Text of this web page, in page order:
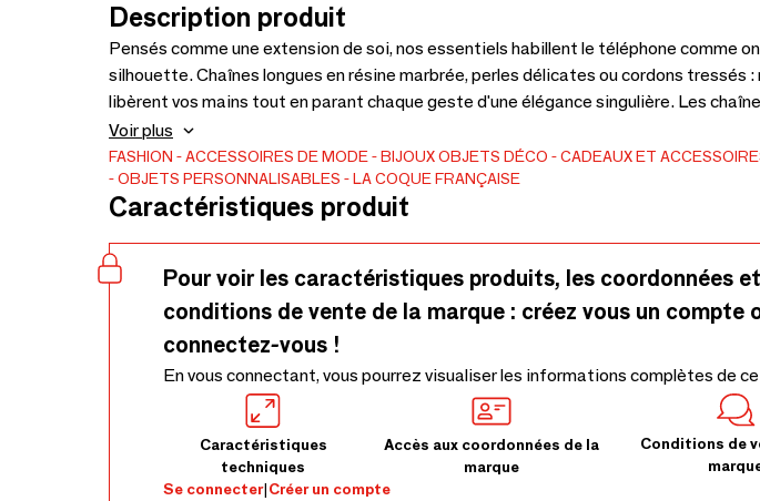
Description produit
Pensés comme une extension de soi, nos essentiels habillent le téléphone comme
silhouette. Chaînes longues en résine marbrée, perles délicates ou cordons tressés
libèrent vos mains tout en parant chaque geste d'une élégance singulière. Les
réinventent au gré des envies, portées au sac ou au téléphone. Associées à nos
elles signent l'union parfaite entre mode et technologie pour un téléphone protégé
maîtrisé.
Voir plus
FASHION ACCESSOIRES DE MODE BIJOUXOBJETS DÉCO
CADEAUX ET
OBJETS PERSONNALISABLES
LA COQUE FRANÇAISE
Caractéristiques produit
Pour voir les caractéristiques produits, les coordonnées
conditions de vente de la marque : créez vous un compte
connectez-vous !
En vous connectant, vous pourrez visualiser les informations complètes de
Caractéristiques
techniques
Accès aux coordonnées de la
marque
Conditions de
Se connecter|Créer un compte